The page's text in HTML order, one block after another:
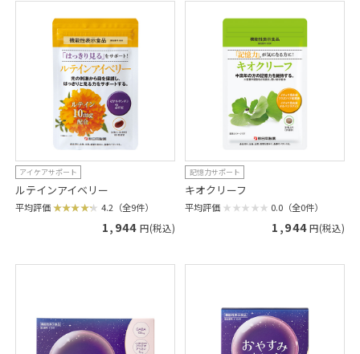
アイケアサポート
ルテインアイベリー
平均評価 4.2（全9件）
1,944 円(税込)
記憶力サポート
キオクリーフ
平均評価 0.0（全0件）
1,944 円(税込)